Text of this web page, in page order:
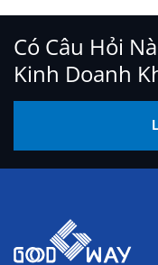
Có Câu Hỏi
Kinh Doanh